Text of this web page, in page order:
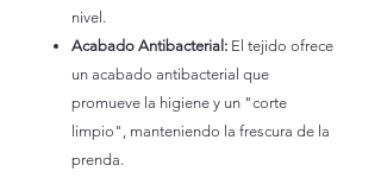
nivel.
Acabado Antibacterial: El tejido ofrece
un acabado antibacterial que
promueve la higiene y un "corte
limpio", manteniendo la frescura de la
prenda.